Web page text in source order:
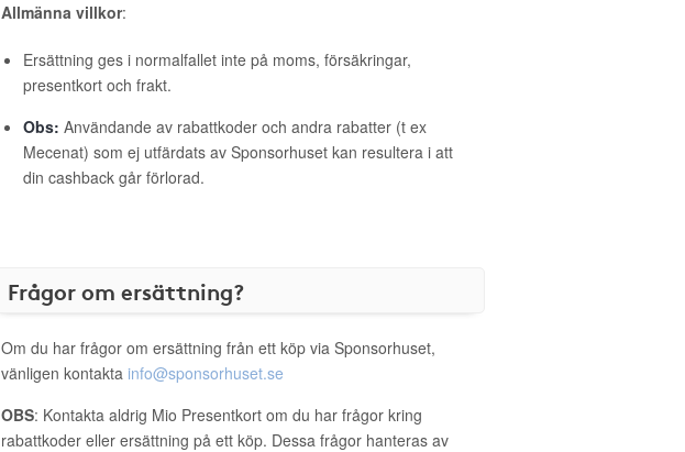
Allmänna villkor:
Ersättning ges i normalfallet inte på moms, försäkringar,
presentkort och frakt.
Obs: Användande av rabattkoder och andra rabatter (t ex
Mecenat) som ej utfärdats av Sponsorhuset kan resultera i att
din cashback går förlorad.
Frågor om ersättning?
Om du har frågor om ersättning från ett köp via Sponsorhuset,
vänligen kontakta info@sponsorhuset.se
OBS: Kontakta aldrig Mio Presentkort om du har frågor kring
rabattkoder eller ersättning på ett köp. Dessa frågor hanteras av